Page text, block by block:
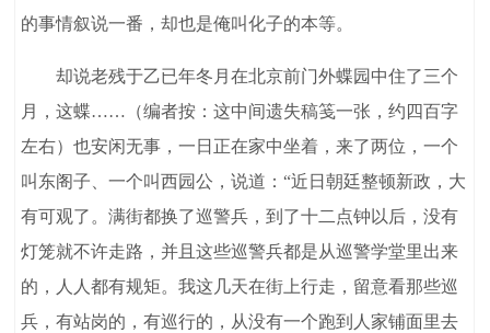
的事情叙说一番，却也是俺叫化子的本等。
却说老残于乙已年冬月在北京前门外蝶园中住了三个
月，这蝶……（编者按：这中间遗失稿笺一张，约四百字
左右）也安闲无事，一日正在家中坐着，来了两位，一个
叫东阁子、一个叫西园公，说道：“近日朝廷整顿新政，大
有可观了。满街都换了巡警兵，到了十二点钟以后，没有
灯笼就不许走路，并且这些巡警兵都是从巡警学堂里出来
的，人人都有规矩。我这几天在街上行走，留意看那些巡
兵，有站岗的，有巡行的，从没有一个跑到人家铺面里去